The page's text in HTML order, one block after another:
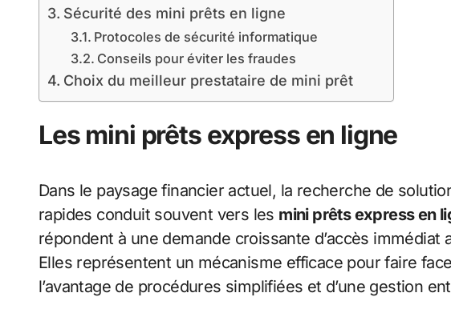
Sécurité des mini prêts en ligne
Protocoles de sécurité informatique
Conseils pour éviter les fraudes
Choix du meilleur prestataire de mini prêt
Les mini prêts express en ligne
Dans le paysage financier actuel, la recherche de
rapides conduit souvent vers les mini prêts express en
répondent à une demande croissante d’accès immédiat
Elles représentent un mécanisme efficace pour faire
l’avantage de procédures simplifiées et d’une gestion